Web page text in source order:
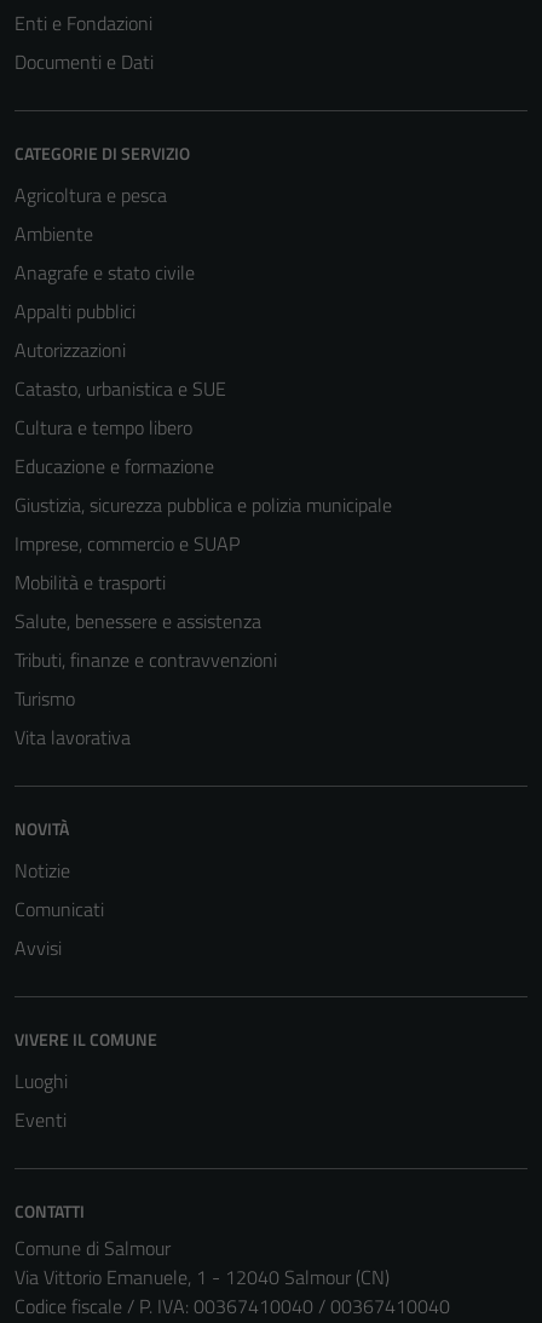
Enti e Fondazioni
Documenti e Dati
CATEGORIE DI SERVIZIO
Agricoltura e pesca
Ambiente
Anagrafe e stato civile
Appalti pubblici
Autorizzazioni
Catasto, urbanistica e SUE
Cultura e tempo libero
Educazione e formazione
Giustizia, sicurezza pubblica e polizia municipale
Imprese, commercio e SUAP
Mobilità e trasporti
Salute, benessere e assistenza
Tributi, finanze e contravvenzioni
Turismo
Vita lavorativa
NOVITÀ
Notizie
Comunicati
Avvisi
VIVERE IL COMUNE
Luoghi
Eventi
CONTATTI
Comune di Salmour
Via Vittorio Emanuele, 1 - 12040 Salmour (CN)
Codice fiscale / P. IVA: 00367410040 / 00367410040